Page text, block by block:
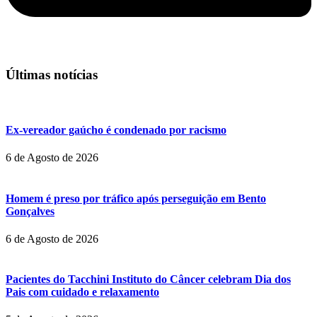
Últimas notícias
Ex-vereador gaúcho é condenado por racismo
6 de Agosto de 2026
Homem é preso por tráfico após perseguição em Bento
Gonçalves
6 de Agosto de 2026
Pacientes do Tacchini Instituto do Câncer celebram Dia dos
Pais com cuidado e relaxamento